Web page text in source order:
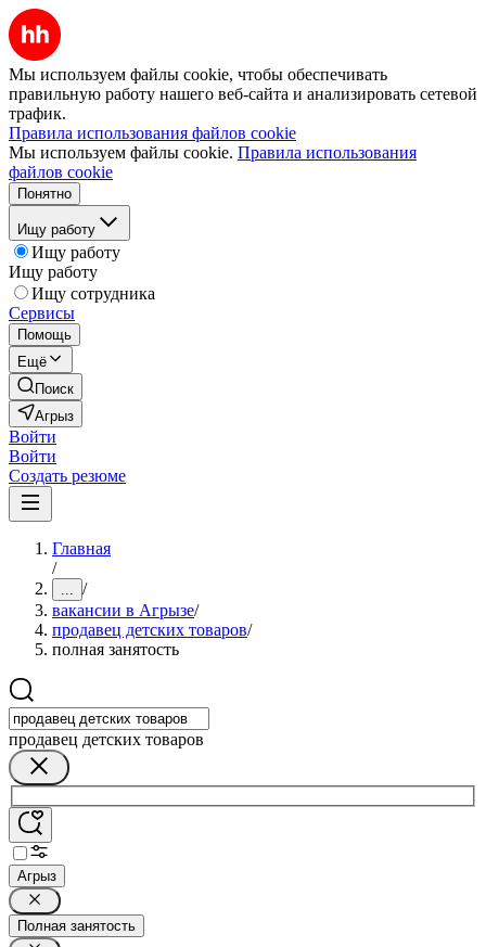
Мы используем файлы cookie, чтобы обеспечивать
правильную работу нашего веб-сайта и анализировать сетевой
трафик.
Правила использования файлов cookie
Мы используем файлы cookie. Правила использования
файлов cookie
Понятно
Ищу работу
Ищу работу
Ищу работу
Ищу сотрудника
Сервисы
Помощь
Ещё
Поиск
Агрыз
Войти
Войти
Создать резюме
Главная
/
... /
вакансии в Агрызе/
продавец детских товаров/
полная занятость
продавец детских товаров
Агрыз
Полная занятость